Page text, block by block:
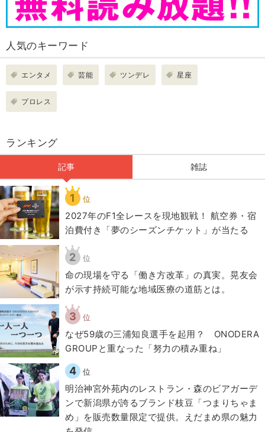
人気のキーワード
エンタメ 芸能 ツンデレ 星座
プロレス
ランキング
記事 雑誌
1 位
2027年のF1全レースを現地観戦！ 航空券・宿
泊費付き「夢のシーズンチケット」が当たる
2 位
​命の現場を守る「働き方改革」の真実。晃友会
が示す持続可能な地域医療の道筋とは。
3 位
なぜ59歳の三浦知良選手を起用？ ONODERA
GROUPと重なった「努力の積み重ね」
4 位
明治神宮外苑内のレストラン・森のビアガーデ
ンで新潟県が誇るブランド枝豆「つまりちゃま
め」を販売数量限定で提供。えだまめ県の魅力